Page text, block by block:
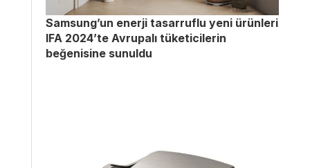
Samsung’un enerji tasarruflu yeni ürünleri
IFA 2024’te Avrupalı tüketicilerin
beğenisine sunuldu